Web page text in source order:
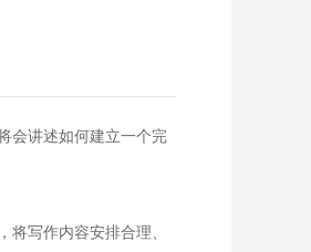
会讲述如何建立一个完
写作内容安排合理、